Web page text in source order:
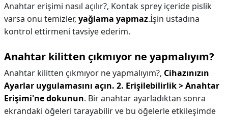
Anahtar erişimi nasıl açılır?, Kontak sprey içeride pislik
varsa onu temizler, yağlama yapmaz.İşin üstadına
kontrol ettirmeni tavsiye ederim.
Anahtar kilitten çıkmıyor ne yapmalıyım?
Anahtar kilitten çıkmıyor ne yapmalıyım?, Cihazınızın
Ayarlar uygulamasını açın. 2. Erişilebilirlik > Anahtar
Erişimi'ne dokunun. Bir anahtar ayarladıktan sonra
ekrandaki öğeleri tarayabilir ve bu öğelerle etkileşimde